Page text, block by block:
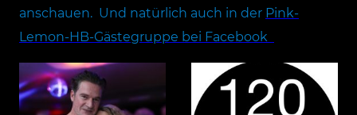
anschauen. Und natürlich auch in der Pink-
Lemon-HB-Gästegruppe bei Facebook